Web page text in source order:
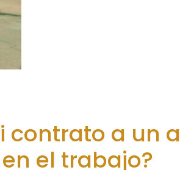
contrato a un
el trabajo?